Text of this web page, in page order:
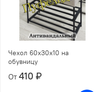
Чехол 60х30х10 на
обувницу
От 410 ₽